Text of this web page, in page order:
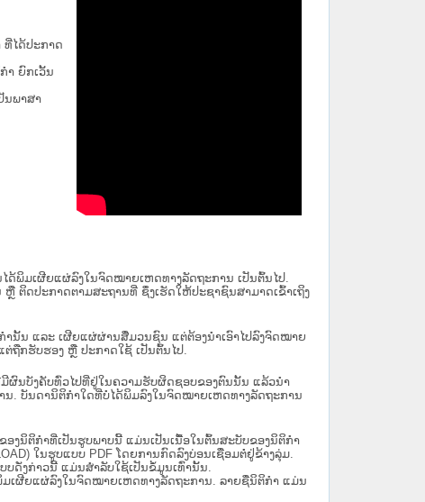
ທີ່ໄດ້ປະກາດ
ຳ ຍົກ​ເວັ້ນ​
ນພາສາ
ມເຜີຍແຜ່ລົງໃນຈົດໝາຍເຫດທາງລັດຖະການ ເປັນ​ຕົ້ນ​ໄປ.
ຕິດປະກາດຕາມສະຖານທີ່ ຊຶ່ງເຮັດໃຫ້ປະຊາຊົນສາມາດເຂົ້າເຖິງ
ນັ້ນ ແລະ ເຜີຍແຜ່ຜ່ານສື່ມວນຊົນ ແຕ່ຕ້ອງນໍາເອົາໄປລົງຈົດໝາຍ
ກຮັບຮອງ ຫຼື ປະກາດໃຊ້ ເປັນຕົ້ນໄປ.
ນບັງຄັບທົ່ວໄປທີ່ຢູ່ໃນຄວາມຮັບຜິດຊອບຂອງຕົນນັ້ນ ແລ້ວນໍາ
. ບັນ​ດາ​ນິ​ຕິ​ກຳ​ໃດ​ທີ່ບໍ່​ໄດ້​ພິມ​ລົງ​ໃນ​ຈົດ​ໝາຍ​ເຫດ​ທາງ​ລັດ​ຖະ​ການ
ອງນິຕິກໍາທີ່ເປັນຮູບພາບນີ້ ແມ່ນເປັນເນື້ອໃນຕົ້ນສະບັບຂອງນິຕິກໍາ
ໃນຮູບແບບ PDF ໂດຍການກົດລົງບ່ອນເຊື່ອມຕໍ່ຢູ່ຂ້າງລຸ່ມ.
ດັ່ງກ່າວນີ້ ແມ່ນສຳລັບໃຊ້ເປັນຂໍ້ມູນເທົ່ານັ້ນ.
ຜີຍແຜ່ລົງໃນຈົດໝາຍເຫດທາງລັດຖະການ. ລາຍຊື່ນິຕິກຳ ແມ່ນ